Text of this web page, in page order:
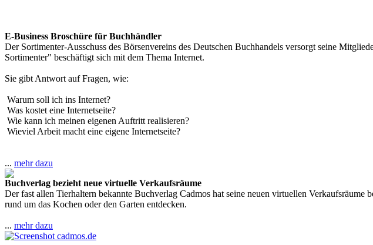
E-Business Broschüre für Buchhändler
Der Sortimenter-Ausschuss des Börsenvereins des Deutschen Buchhandels versorgt seine
Sortimenter" beschäftigt sich mit dem Thema Internet.
Sie gibt Antwort auf Fragen, wie:
Warum soll ich ins Internet?
Was kostet eine Internetseite?
Wie kann ich meinen eigenen Auftritt realisieren?
Wieviel Arbeit macht eine eigene Internetseite?
... mehr dazu
Buchverlag bezieht neue virtuelle Verkaufsräume
Der fast allen Tierhaltern bekannte Buchverlag Cadmos hat seine neuen virtuellen
rund um das Kochen oder den Garten entdecken.
... mehr dazu